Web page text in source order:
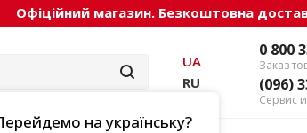
Офіційний магазин. Безкоштовна
0 800
Заказ
(096)
Сервис
UA
RU
на українську?